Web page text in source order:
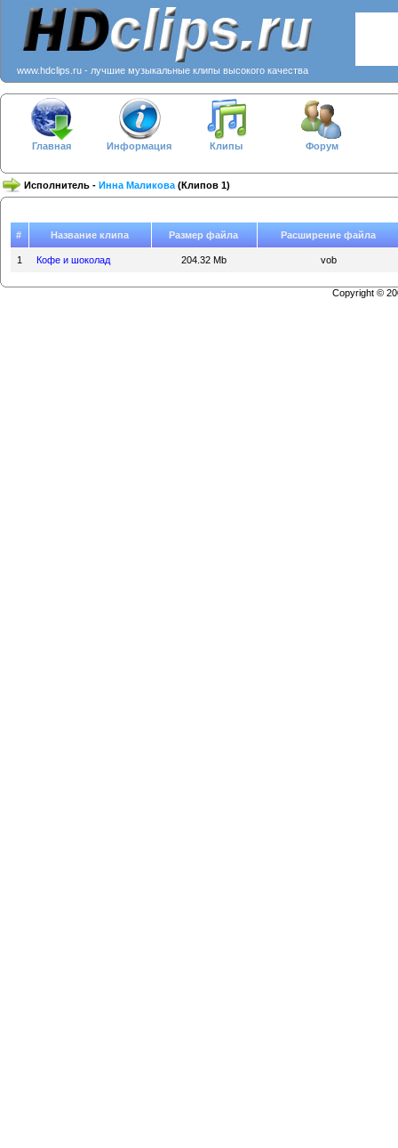
www.hdclips.ru - лучшие музыкальные клипы высокого качества
Главная Информация Клипы Форум
Исполнитель - Инна Маликова (Клипов 1)
# Название клипа Размер файла Расширение файла
1 Кофе и шоколад 204.32 Mb vob
Copyright ©